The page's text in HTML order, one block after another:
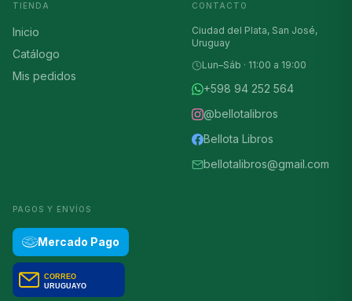
TIENDA
Inicio
Catálogo
Mis pedidos
CONTACTO
Ciudad del Plata, San José,
Uruguay
Lun–Sáb · 11:00 a 19:00
+598 94 252 564
@bellotalibros
Bellota Libros
bellotalibros@gmail.com
PAGOS Y ENVÍOS
Mercado Pago